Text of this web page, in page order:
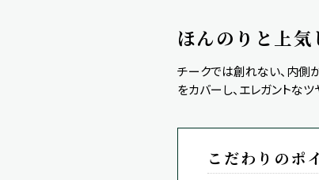
ほんのりと上気
チークでは創れない、内側
をカバーし、エレガントなツ
こだわりのポ